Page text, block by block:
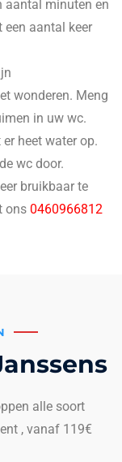
aantal minuten en
aantal keer
wonderen. Meng
in uw wc.
heet water op.
wc door.
bruikbaar te
ons 0460966812
alle soort
, vanaf 119€